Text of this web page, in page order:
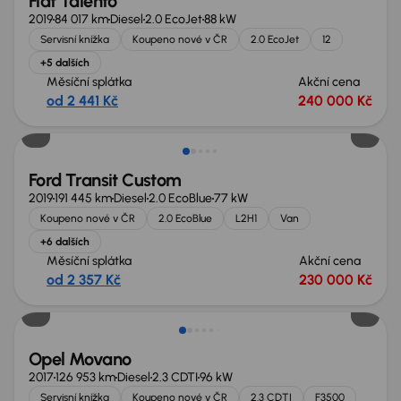
201984 017 kmDiesel2.0 EcoJet88 kW
Servisní knížka Koupeno nové v ČR 2.0 EcoJet
12
+5 dalších
Měsíční splátka
od 2 441 Kč
Akční cena
240 000 Kč
Možnost odpočtu DPH
Ford Transit Custom
2019191 445 kmDiesel2.0 EcoBlue77 kW
Koupeno nové v ČR 2.0 EcoBlue L2H1
Van
+6 dalších
Měsíční splátka
od 2 357 Kč
Akční cena
230 000 Kč
Možnost odpočtu DPH
Opel Movano
2017126 953 kmDiesel2.3 CDTI96 kW
Servisní knížka Koupeno nové v ČR 2.3 CDTI F3500